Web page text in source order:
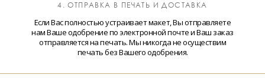
4. ОТПРАВКА В ПЕЧАТЬ И ДОСТАВКА
Если Вас полностью устраивает макет, Вы отправляете
нам Ваше одобрение по электронной почте и Ваш заказ
отправляется на печать. Мы никогда не осуществим
печать без Вашего одобрения.